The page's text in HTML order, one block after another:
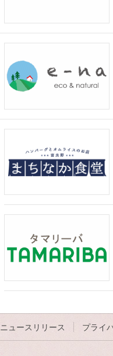
ニュースリリース プライ